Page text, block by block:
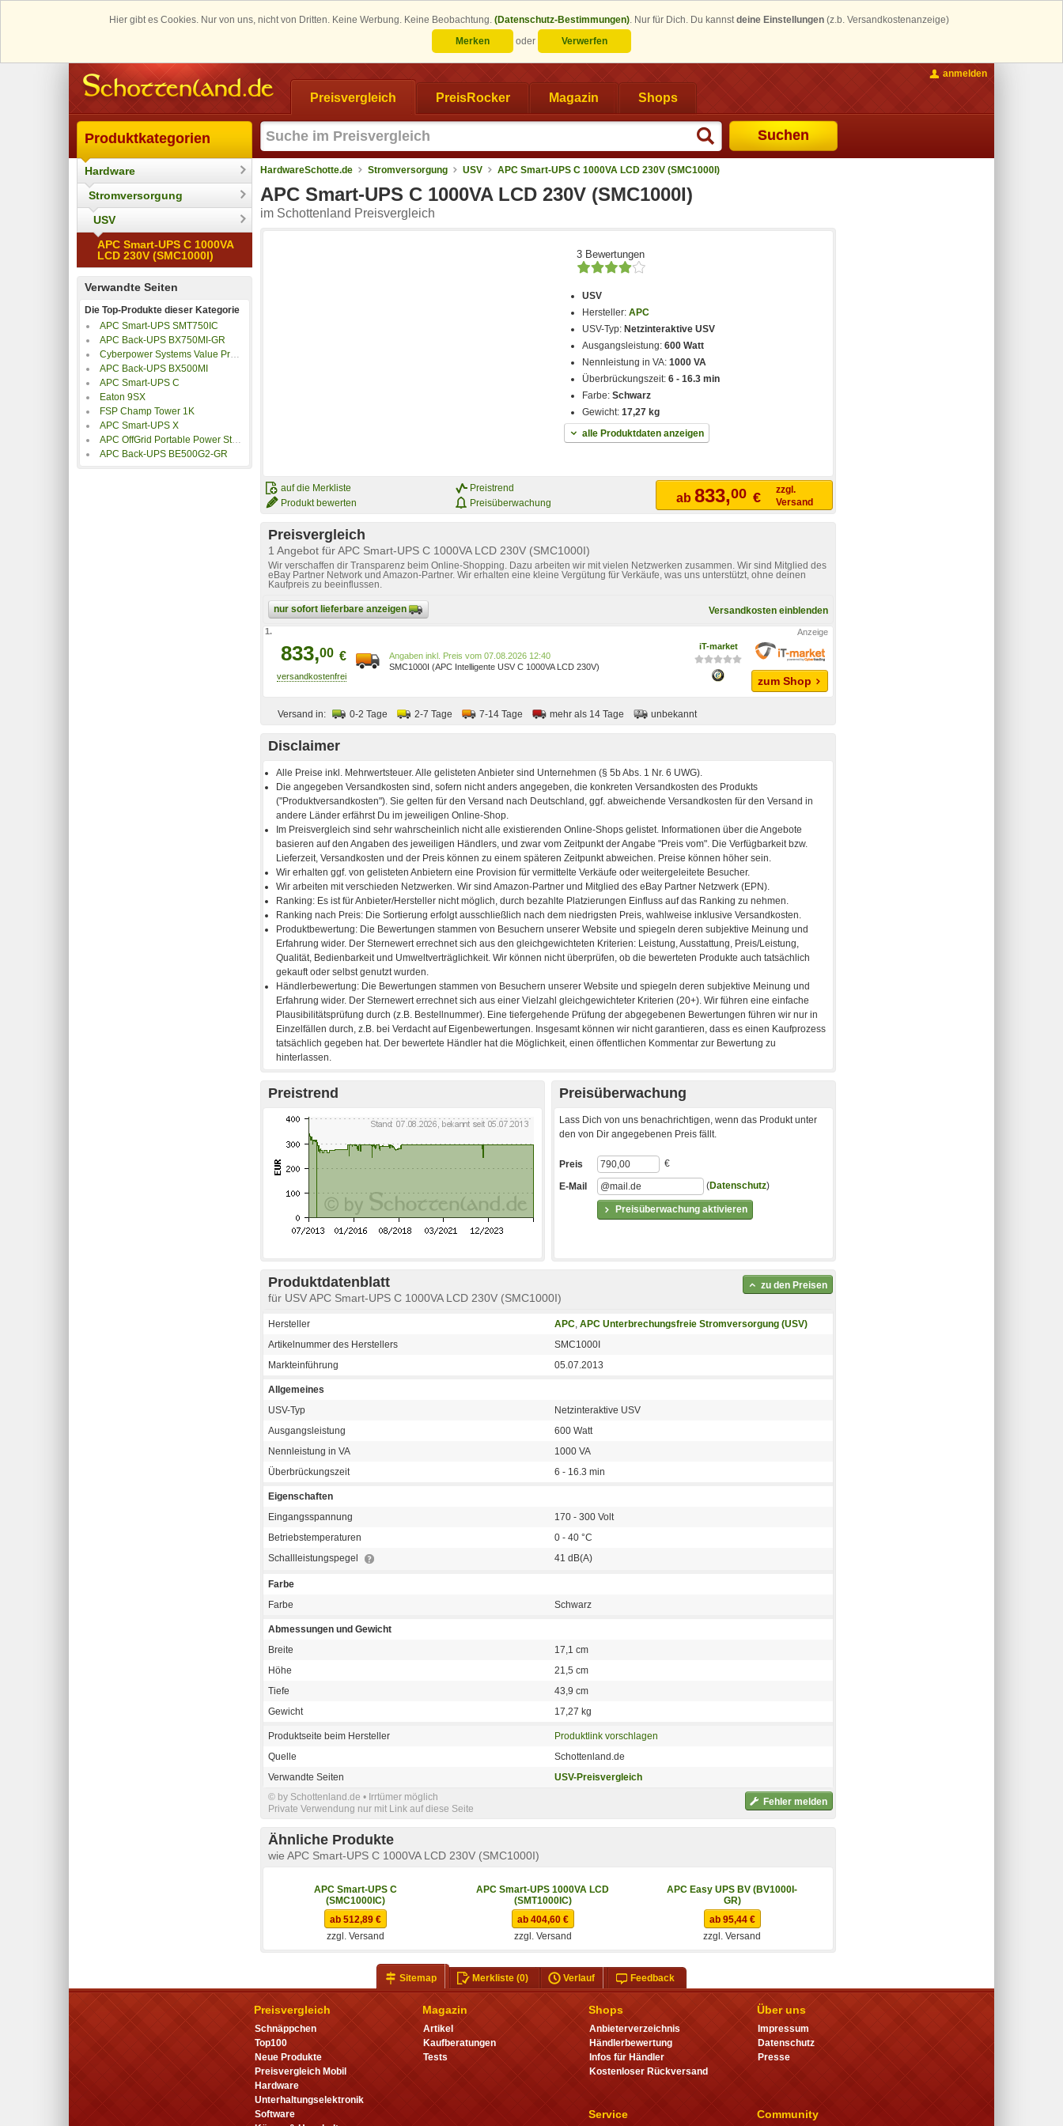
Hier gibt es Cookies. Nur von uns, nicht von Dritten. Keine Werbung. Keine Beobachtung. (Datenschutz-Bestimmungen). Nur für Dich. Du kannstdeine Einstellungen (z.b. Versandkostenanzeige)
Merken
oder Verwerfen
Preisvergleich PreisRocker Magazin Shops
Suchen
anmelden
Produktkategorien
Hardware
Stromversorgung
USV
APC Smart-UPS C 1000VA
LCD 230V (SMC1000I)
Verwandte Seiten
Die Top-Produkte dieser Kategorie
APC Smart-UPS SMT750IC
APC Back-UPS BX750MI-GR
Cyberpower Systems Value Pro VP1600ELCD
APC Back-UPS BX500MI
APC Smart-UPS C
Eaton 9SX
FSP Champ Tower 1K
APC Smart-UPS X
APC OffGrid Portable Power Station 330
APC Back-UPS BE500G2-GR
HardwareSchotte.de Stromversorgung USV APC Smart-UPS C 1000VA LCD 230V (SMC1000I)
APC Smart-UPS C 1000VA LCD 230V (SMC1000I)
im Schottenland Preisvergleich
3 Bewertungen
USV
Hersteller:APC
USV-Typ: Netzinteraktive USV
Ausgangsleistung:600 Watt
Nennleistung in VA:1000 VA
Überbrückungszeit:6 - 16.3 min
Farbe:Schwarz
Gewicht:17,27 kg
alle Produktdaten anzeigen
auf die Merkliste
Produkt bewerten
Preistrend
Preisüberwachung
ab 833,00 €
zzgl.
Versand
Preisvergleich
1 Angebot für APC Smart-UPS C 1000VA LCD 230V (SMC1000I)
Wir verschaffen dir Transparenz beim Online-Shopping. Dazu arbeiten wir mit vielen Netzwerken zusammen. Wir sind Mitglied des
eBay Partner Network und Amazon-Partner. Wir erhalten eine kleine Vergütung für Verkäufe, was uns unterstützt, ohne deinen
Kaufpreis zu beeinflussen.
nur sofort lieferbare anzeigen Versandkosten einblenden
1.
833,00 €
Preis vom 07.08.2026 12:40
SMC1000I (APC Intelligente USV C 1000VA LCD 230V)
iT-market
zum Shop
Versand in: 0-2 Tage 2-7 Tage 7-14 Tage mehr als 14 Tage unbekannt
Disclaimer
Preistrend Preisüberwachung
Lass Dich von uns benachrichtigen, wenn das Produkt unter
den von Dir angegebenen Preis fällt.
Preisüberwachung aktivieren
Preis €
E-Mail (Datenschutz)
Produktdatenblatt
für USV APC Smart-UPS C 1000VA LCD 230V (SMC1000I)
zu den Preisen
Hersteller APC, APC Unterbrechungsfreie Stromversorgung (USV)
Artikelnummer des Herstellers
SMC1000I
Markteinführung
05.07.2013
Allgemeines
USV-Typ
Netzinteraktive USV
Ausgangsleistung
600 Watt
Nennleistung in VA
1000 VA
Überbrückungszeit
6 - 16.3 min
Eigenschaften
Eingangsspannung
170 - 300 Volt
Betriebstemperaturen
0 - 40 °C
Schallleistungspegel
41 dB(A)
Farbe
Farbe
Schwarz
Abmessungen und Gewicht
Breite
17,1 cm
Höhe
21,5 cm
Tiefe
43,9 cm
Gewicht
17,27 kg
Produktseite beim Hersteller
Produktlink vorschlagen
Quelle
Schottenland.de
Verwandte Seiten
USV-Preisvergleich
Fehler melden
© by Schottenland.de • Irrtümer möglich
Private Verwendung nur mit Link auf diese Seite
Ähnliche Produkte
wie APC Smart-UPS C 1000VA LCD 230V (SMC1000I)
APC Smart-UPS C
(SMC1000IC)
APC Smart-UPS 1000VA LCD
(SMT1000IC)
APC Easy UPS BV (BV1000I-
GR)
ab 512,89 €
zzgl. Versand
ab 404,60 €
zzgl. Versand
ab 95,44 €
zzgl. Versand
Sitemap Merkliste(0) Verlauf Feedback
Preisvergleich
Schnäppchen
Top100
Neue Produkte
Preisvergleich Mobil
Hardware
Unterhaltungselektronik
Software
Magazin
Artikel
Kaufberatungen
Tests
Shops
Anbieterverzeichnis
Händlerbewertung
Infos für Händler
Kostenloser Rückversand
Service
Über uns
Impressum
Datenschutz
Presse
Community